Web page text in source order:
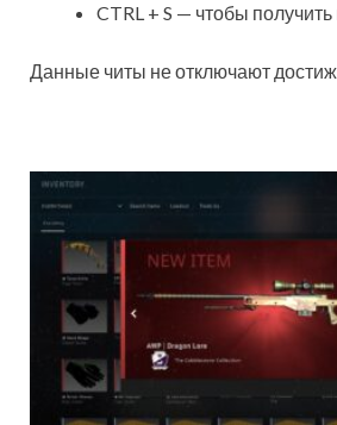
CTRL + S — чтобы
Данные читы не отключают